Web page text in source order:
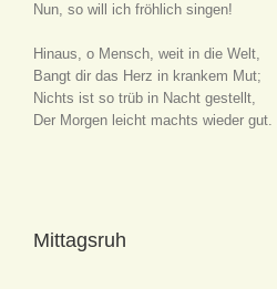
Nun, so will ich fröhlich singen!
Hinaus, o Mensch, weit in die Welt,
Bangt dir das Herz in krankem Mut;
Nichts ist so trüb in Nacht gestellt,
Der Morgen leicht machts wieder gut.
Mittagsruh